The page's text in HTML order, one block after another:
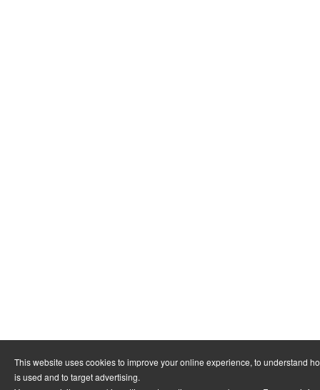
This website uses cookies to improve your online experience, to understand
is used and to target advertising.